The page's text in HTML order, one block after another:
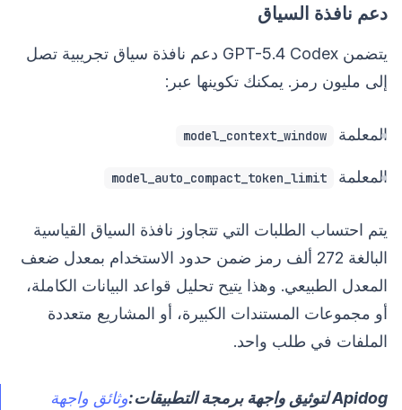
دعم نافذة السياق
يتضمن GPT-5.4 Codex دعم نافذة سياق تجريبية تصل
إلى مليون رمز. يمكنك تكوينها عبر:
المعلمة model_context_window
المعلمة model_auto_compact_token_limit
يتم احتساب الطلبات التي تتجاوز نافذة السياق القياسية
البالغة 272 ألف رمز ضمن حدود الاستخدام بمعدل ضعف
المعدل الطبيعي. وهذا يتيح تحليل قواعد البيانات الكاملة،
أو مجموعات المستندات الكبيرة، أو المشاريع متعددة
الملفات في طلب واحد.
Apidog لتوثيق واجهة برمجة التطبيقات:
وثائق واجهة